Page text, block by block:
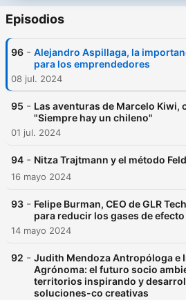
Episodios
96 - Alejandro Aspillaga, la
para los emprendedores
08 jul. 2024
95 - Las aventuras de Marcelo Kiwi,
"Siempre hay un chileno"
01 jul. 2024
94 - Nitza Trajtmann y el método
16 mayo 2024
93 - Felipe Burman, CEO de GLR
para reducir los gases de
14 mayo 2024
92 - Judith Mendoza Antropóloga e
Agrónoma: el futuro socio
territorios inspirando y
soluciones-co creativas